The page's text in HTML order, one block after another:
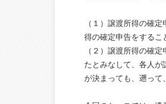
（１）譲渡所得の確
得の確定申告をするこ
（２）譲渡所得の確
たとみなして、各人が
が決まっても、遡って